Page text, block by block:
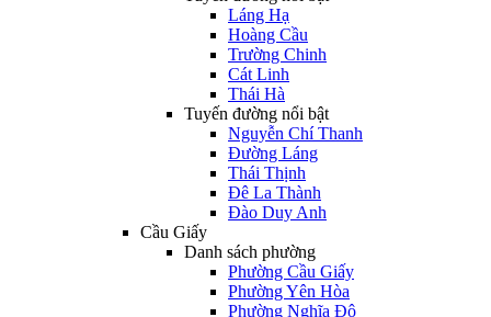
Láng Hạ
Hoàng Cầu
Trường Chinh
Cát Linh
Thái Hà
Tuyến đường nổi bật
Nguyễn Chí Thanh
Đường Láng
Thái Thịnh
Đê La Thành
Đào Duy Anh
Cầu Giấy
Danh sách phường
Phường Cầu Giấy
Phường Yên Hòa
Phường Nghĩa Đô